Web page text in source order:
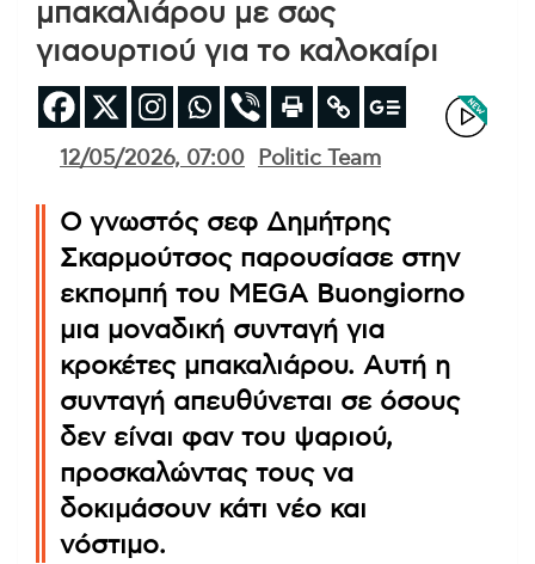
μπακαλιάρου με σως
γιαουρτιού για το καλοκαίρι
12/05/2026, 07:00 Politic Team
Ο γνωστός σεφ Δημήτρης
Σκαρμούτσος παρουσίασε στην
εκπομπή του MEGA Buongiorno
μια μοναδική συνταγή για
κροκέτες μπακαλιάρου. Αυτή η
συνταγή απευθύνεται σε όσους
δεν είναι φαν του ψαριού,
προσκαλώντας τους να
δοκιμάσουν κάτι νέο και
νόστιμο.